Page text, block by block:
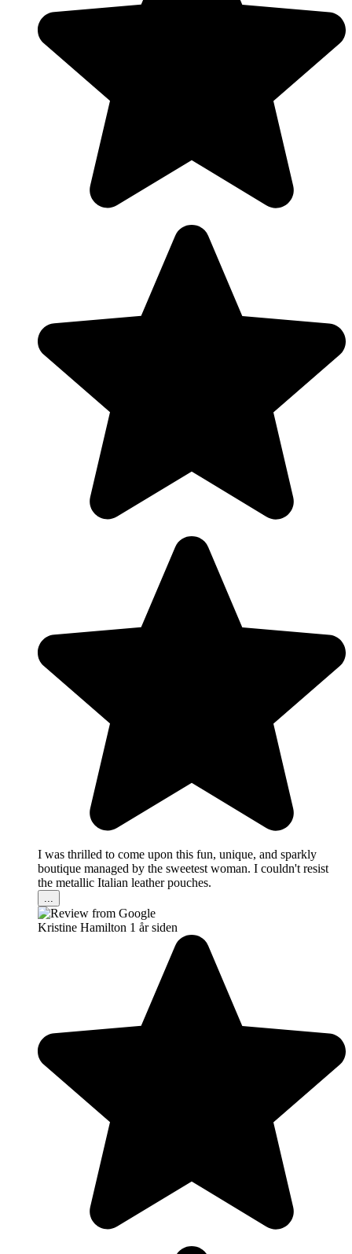
I was thrilled to come upon this fun, unique, and sparkly
boutique managed by the sweetest woman. I couldn't resist
the metallic Italian leather pouches.
...
Kristine Hamilton 1 år siden